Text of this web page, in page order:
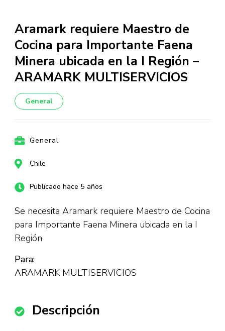
Aramark requiere Maestro de
Cocina para Importante Faena
Minera ubicada en la I Región –
ARAMARK MULTISERVICIOS
General
General
Chile
Publicado hace 5 años
Se necesita Aramark requiere Maestro de Cocina
para Importante Faena Minera ubicada en la I
Región
Para:
ARAMARK MULTISERVICIOS
Descripción